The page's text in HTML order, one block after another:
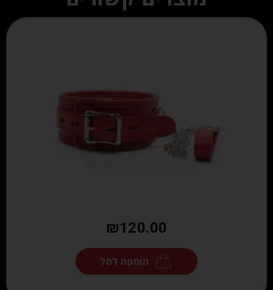
₪120.00
הוספה לסל